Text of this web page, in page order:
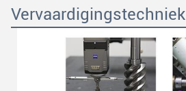
Vervaardigingstechniek